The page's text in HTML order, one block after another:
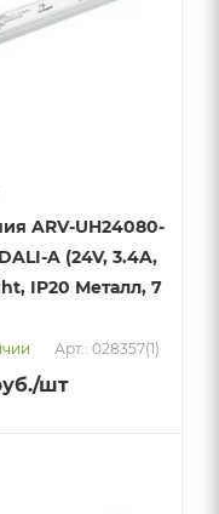
ARV-UH24080-
A (24V, 3.4A,
IP20 Металл, 7
Арт.: 028357(1)
/шт